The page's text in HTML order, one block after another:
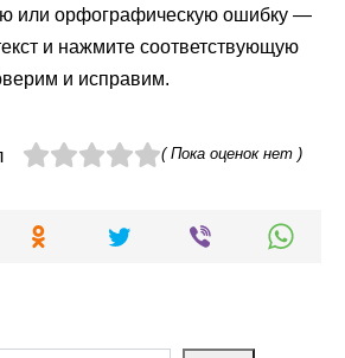
или орфографическую ошибку —
и нажмите соответствующую
и исправим.
( Пока оценок нет )